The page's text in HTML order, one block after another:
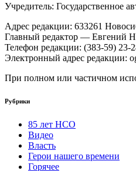
Учредитель: Государственное
Адрес редакции: 633261
Главный редактор —
Телефон редакции: (383-59) 23-
Электронный адрес редакции:
При полном или частичном
Рубрики
85 лет НСО
Видео
Власть
Герои нашего времени
Горячее